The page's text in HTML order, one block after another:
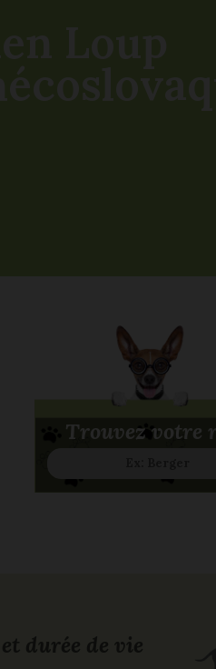
Trouvez votre